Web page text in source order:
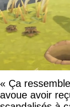
« Ça
avoue avoir